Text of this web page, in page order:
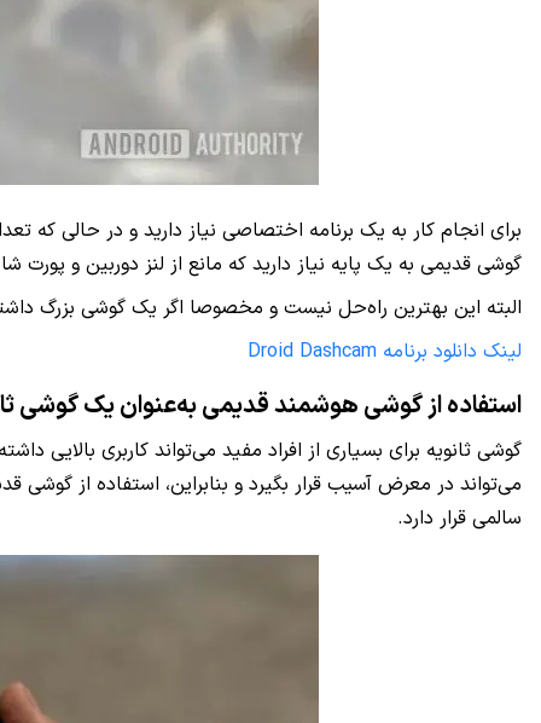
گوشی قدیمی به یک پایه نیاز دارید که مانع از لنز دوربین و پورت
البته این بهترین راه‌حل نیست و مخصوصا اگر یک گوشی بزرگ
لینک دانلود برنامه Droid Dashcam
استفاده از گوشی هوشمند قدیمی به‌عنوان یک گوشی
می‌تواند در معرض آسیب قرار بگیرد و بنابراین، استفاده از
سالمی قرار دارد.